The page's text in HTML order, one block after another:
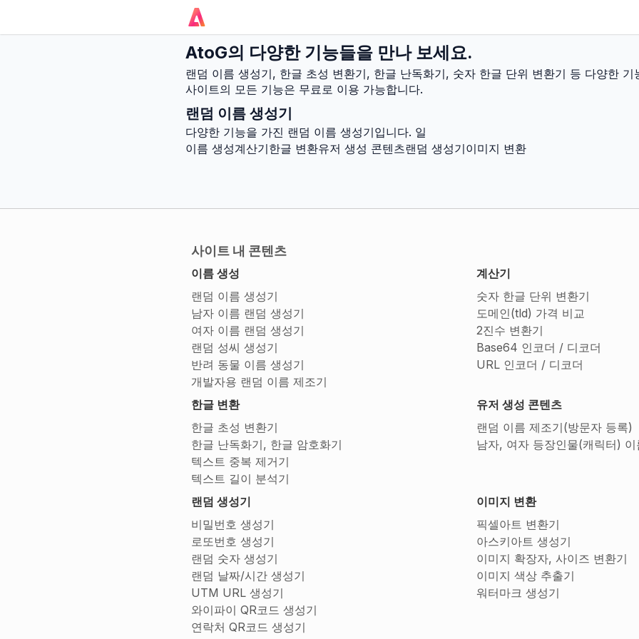
AtoG의 다양한 기능들을 만나 보세요.
랜덤 이름 생성기, 한글 초성 변환기, 한글 난독화기, 숫자 한글 단위 변환기 등 다양한 기
사이트의 모든 기능은 무료로 이용 가능합니다.
랜덤 이름 생성기
다양한 기능을 가진 랜덤 이름 생성기입니다. 일
이름 생성계산기한글 변환유저 생성 콘텐츠랜덤 생성기이미지 변환
사이트 내 콘텐츠
이름 생성
랜덤 이름 생성기
남자 이름 랜덤 생성기
여자 이름 랜덤 생성기
랜덤 성씨 생성기
반려 동물 이름 생성기
개발자용 랜덤 이름 제조기
계산기
숫자 한글 단위 변환기
도메인(tld) 가격 비교
2진수 변환기
Base64 인코더 / 디코더
URL 인코더 / 디코더
한글 변환
한글 초성 변환기
한글 난독화기, 한글 암호화기
텍스트 중복 제거기
텍스트 길이 분석기
유저 생성 콘텐츠
랜덤 이름 제조기(방문자 등록)
남자, 여자 등장인물(캐릭터)
랜덤 생성기
비밀번호 생성기
로또번호 생성기
랜덤 숫자 생성기
랜덤 날짜/시간 생성기
UTM URL 생성기
와이파이 QR코드 생성기
연락처 QR코드 생성기
이미지 변환
픽셀아트 변환기
아스키아트 생성기
이미지 확장자, 사이즈 변환기
이미지 색상 추출기
워터마크 생성기